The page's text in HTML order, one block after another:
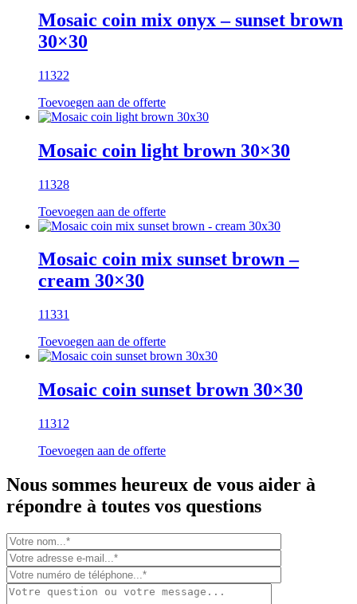
Mosaic coin mix onyx – sunset brown
30×30
11322
Toevoegen aan de offerte
Mosaic coin light brown 30×30
11328
Toevoegen aan de offerte
Mosaic coin mix sunset brown –
cream 30×30
11331
Toevoegen aan de offerte
Mosaic coin sunset brown 30×30
11312
Toevoegen aan de offerte
Nous sommes heureux de vous aider à
répondre à toutes vos questions